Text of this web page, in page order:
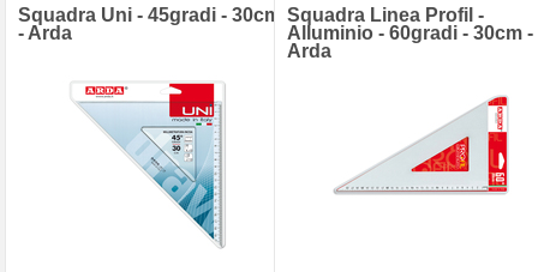
Squadra Uni - 45gradi - 30cm
- Arda
Squadra Linea Profil -
Alluminio - 60gradi - 30cm -
Arda